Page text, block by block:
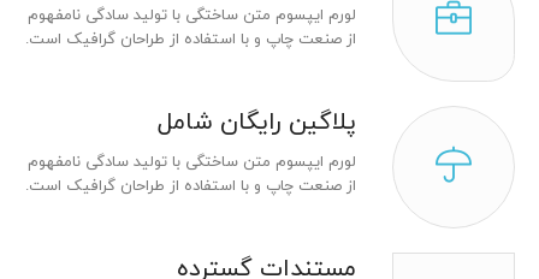
لورم ایپسوم متن ساختگی با تولید سادگی نامفهوم
از صنعت چاپ و با استفاده از طراحان گرافیک است.
پلاگین رایگان شامل
لورم ایپسوم متن ساختگی با تولید سادگی نامفهوم
از صنعت چاپ و با استفاده از طراحان گرافیک است.
مستندات گسترده